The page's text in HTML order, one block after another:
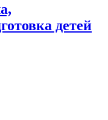
детей